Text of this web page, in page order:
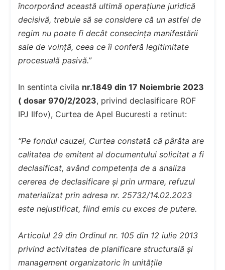
încorporând această ultimă operațiune juridică
decisivă, trebuie să se considere că un astfel de
regim nu poate fi decât consecința manifestării
sale de voință, ceea ce îi conferă legitimitate
procesuală pasivă.”
In sentinta civila nr.1849 din 17 Noiembrie 2023
( dosar 970/2/2023, privind declasificare ROF
IPJ Ilfov), Curtea de Apel Bucuresti a retinut:
“Pe fondul cauzei, Curtea constată că pârâta are
calitatea de emitent al documentului solicitat a fi
declasificat, având competența de a analiza
cererea de declasificare și prin urmare, refuzul
materializat prin adresa nr. 25732/14.02.2023
este nejustificat, fiind emis cu exces de putere.
Articolul 29 din Ordinul nr. 105 din 12 iulie 2013
privind activitatea de planificare structurală și
management organizatoric în unitățile